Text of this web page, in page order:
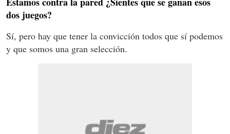
dos juegos?
Sí, pero hay que tener la convicción todos que sí podemos
y que somos una gran selección.